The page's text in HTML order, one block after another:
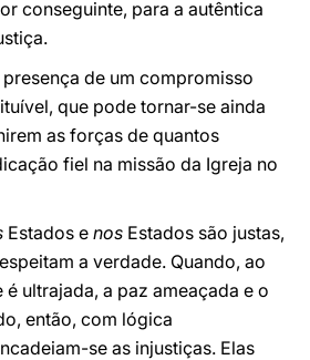
conseguinte, para a autêntica
de um compromisso
que pode tornar-se ainda
as forças de quantos
fiel na missão da Igreja no
Estados e nos Estados são justas,
a verdade. Quando, ao
ultrajada, a paz ameaçada e o
então, com lógica
se as injustiças. Elas